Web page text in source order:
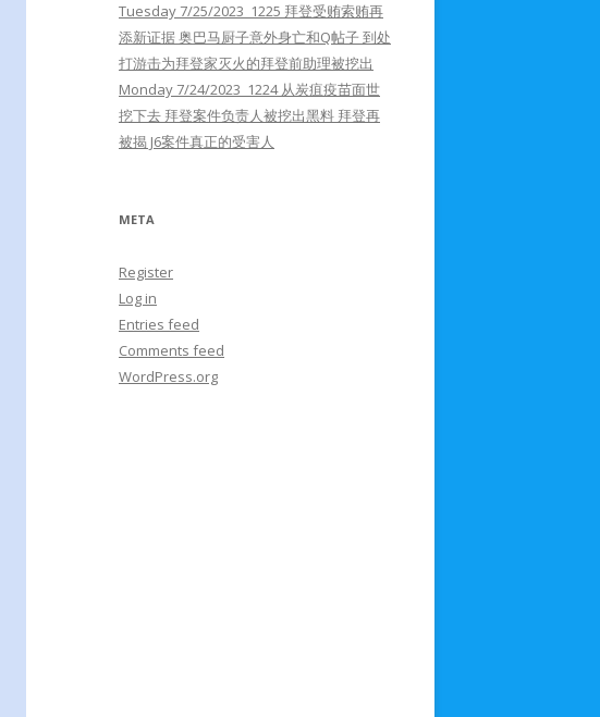
Tuesday 7/25/2023 1225 拜登受贿索贿再
添新证据 奥巴马厨子意外身亡和Q帖子 到处
打游击为拜登家灭火的拜登前助理被挖出
Monday 7/24/2023 1224 从炭疽疫苗面世
挖下去 拜登案件负责人被挖出黑料 拜登再
被揭 J6案件真正的受害人
META
Register
Log in
Entries feed
Comments feed
WordPress.org